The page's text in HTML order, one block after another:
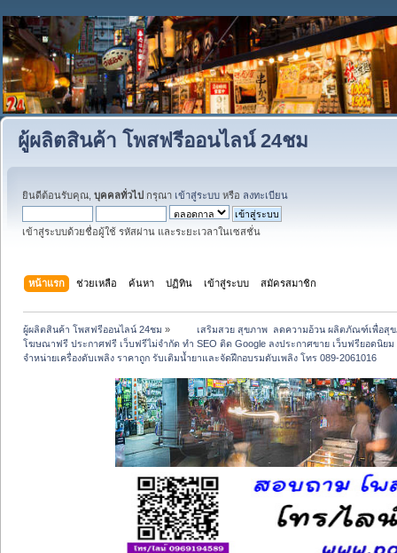
ผู้ผลิตสินค้า โพสฟรีออนไลน์ 24ชม
ยินดีต้อนรับคุณ, บุคคลทั่วไป กรุณา เข้าสู่ระบบ หรือ ลงทะเบียน
เข้าสู่ระบบด้วยชื่อผู้ใช้ รหัสผ่าน และระยะเวลาในเซสชั่น
หน้าแรก ช่วยเหลือ ค้นหา ปฏิทิน เข้าสู่ระบบ สมัครสมาชิก
ผู้ผลิตสินค้า โพสฟรีออนไลน์ 24ชม »
เสริมสวย สุขภาพ  ลดความอ้วน ผลิตภัณฑ์เพื่อสุ
โฆษณาฟรี ประกาศฟรี เว็บฟรีไม่จำกัด ทำ SEO ติด Google ลงประกาศขาย เว็บฟรียอดนิ
จำหน่ายเครื่องดับเพลิง ราคาถูก รับเติมน้ำยาและจัดฝึกอบรมดับเพลิง โทร 089-2061016